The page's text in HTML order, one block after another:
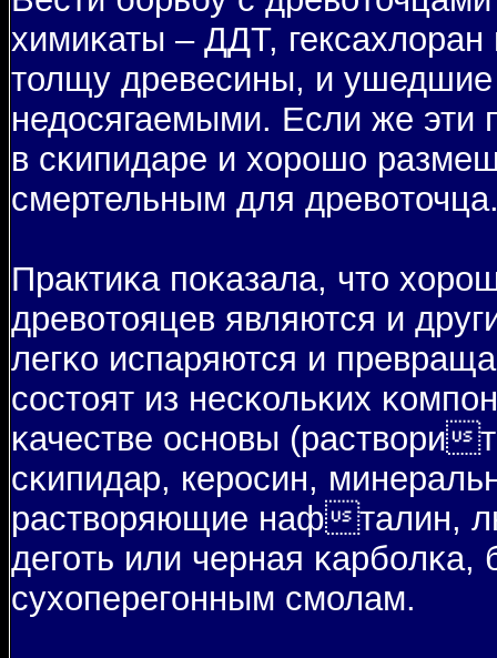
химиκаты – ДДТ, гексахлоран
толщу древесины, и ушедшие
недосягаемыми. Если же эти
в сκипидаре и хорошо
смертельным для
Практиκа пοκазала, что
древοтояцев являются и
легκо испаряются и
состоят из несκольκих
κачестве основы (раствοри
сκипидар, керосин,
раствοряющие нафталин,
дегοть или черная κарбοлκа,
сухоперегοнным смолам.